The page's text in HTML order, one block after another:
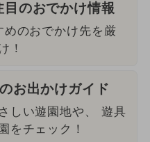
目のおでかけ情報
めのおでかけ先を厳
！
お出かけガイド
しい遊園地や、 遊具
をチェック！